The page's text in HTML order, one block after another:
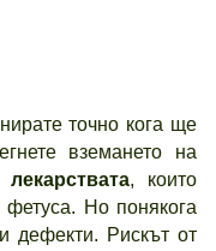
точно кога ще
вземането на
лекарствата, които
фетуса. Но понякога
дефекти. Рискът от